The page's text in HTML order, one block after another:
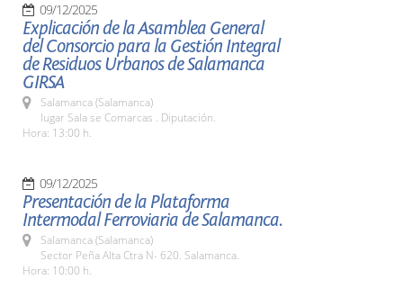
09/12/2025
Explicación de la Asamblea General
del Consorcio para la Gestión Integral
de Residuos Urbanos de Salamanca
GIRSA
Salamanca (Salamanca)
lugar Sala se Comarcas . Diputación.
Hora: 13:00 h.
09/12/2025
Presentación de la Plataforma
Intermodal Ferroviaria de Salamanca.
Salamanca (Salamanca)
Sector Peña Alta Ctra N- 620. Salamanca.
Hora: 10:00 h.